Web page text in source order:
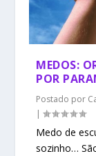
MEDOS:
POR
Postado por
|
Medo de
sozinho…